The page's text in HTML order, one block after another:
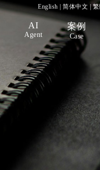
English 简体中文 繁
AI
Agent
案例
Case